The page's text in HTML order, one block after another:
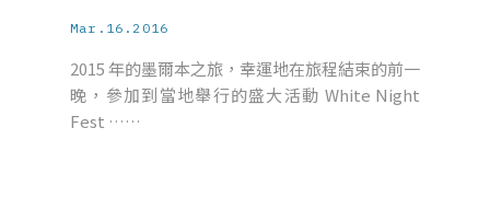
Mar.16.2016
2015 年的墨爾本之旅，幸運地在旅程結束的前一
晚，參加到當地舉行的盛大活動 White Night
Fest ……